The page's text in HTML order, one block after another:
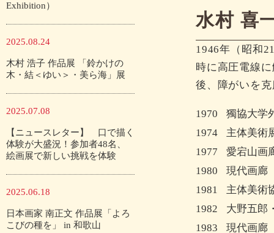
Exhibition）
2025.08.24
木村 浩子 作品展 「鈴かけの
木・結＜ゆい＞・美ら海」展
2025.07.08
【ニュースレター】 口で描く
体験が大盛況！参加者48名、
絵画展で新しい挑戦を体験
2025.06.18
日本画家 南正文 作品展「よろ
こびの種を」 in 和歌山
水村 喜
1946年（昭和
時に高圧電線
後、障がいを
1970
獨協大学
1974
主体美術
1977
愛宕山画
1980
現代画廊
1981
主体美術
1982
大野五郎
1983
現代画廊